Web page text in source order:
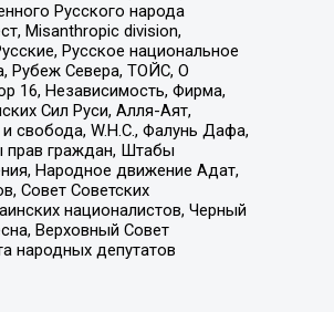
Русского народа
Misanthropic division,
Русское национальное
Рубеж Севера, ТОЙС, О
16, Независимость, Фирма,
Сил Руси, Алля-Аят,
свобода, W.H.С., Фалунь Дафа,
прав граждан, Штабы
Народное движение Адат,
Совет Советских
националистов, Черный
Верховный Совет
народных депутатов